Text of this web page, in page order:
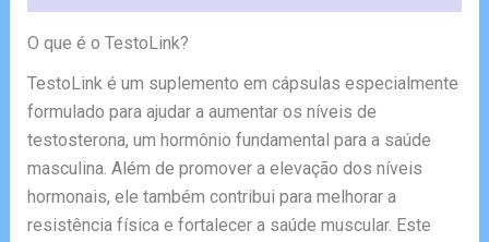
O que é o TestoLink?
TestoLink é um suplemento em cápsulas especialmente
formulado para ajudar a aumentar os níveis de
testosterona, um hormônio fundamental para a saúde
masculina. Além de promover a elevação dos níveis
hormonais, ele também contribui para melhorar a
resistência física e fortalecer a saúde muscular. Este